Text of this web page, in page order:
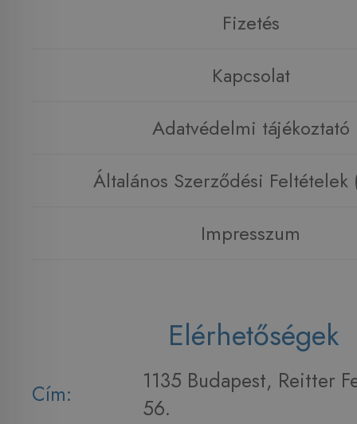
Fizetés
Kapcsolat
Adatvédelmi tájékoztató
Általános Szerződési Feltételek
Impresszum
Elérhetőségek
Cím:
1135 Budapest, Reitter
56.